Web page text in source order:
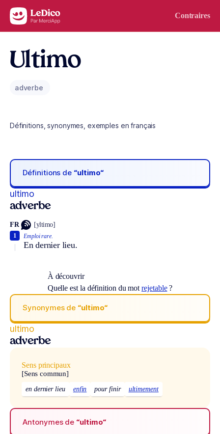
Aller au contenu Contraires
Ultimo
adverbe
Définitions, synonymes, exemples en français
Définitions de “ultimo“
ultimo
adverbe
FR [yltimo]
Emploi rare.
En dernier lieu.
1
À découvrir
Quelle est la définition du motrejetable?
Synonymes de “ultimo“
ultimo
adverbe
Sens principaux
[Sens commun]
en dernier lieu enfin pour finir ultimement
Antonymes de “ultimo“